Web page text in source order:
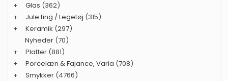
+
Glas (362)
+
Jule ting / Legetøj (315)
+
Keramik (297)
Nyheder (70)
+
Platter (881)
+
Porcelæn & Fajance, Varia (708)
+
Smykker (4766)